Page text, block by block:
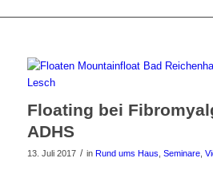
Floating bei
ADHS
13. Juli 2017 / in Rund ums Haus Seminare,